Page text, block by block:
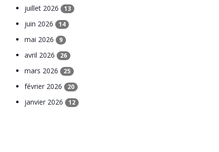
juillet 2026 13
juin 2026 14
mai 2026 9
avril 2026 26
mars 2026 25
février 2026 20
janvier 2026 12